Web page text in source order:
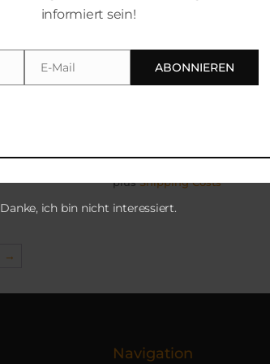
inkl. 19 % MwSt.
plusShipping Costs
→
Navigation
informiert sein!
Email
E-Mail ABONNIEREN
Danke, ich bin nicht interessiert.